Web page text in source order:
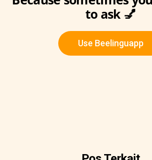
to ask 💅
Use Beelinguapp